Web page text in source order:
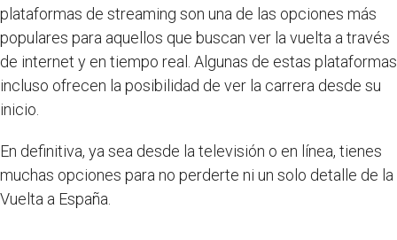
plataformas de streaming son una de las opciones más
populares para aquellos que buscan ver la vuelta a través
de internet y en tiempo real. Algunas de estas plataformas
incluso ofrecen la posibilidad de ver la carrera desde su
inicio.
En definitiva, ya sea desde la televisión o en línea, tienes
muchas opciones para no perderte ni un solo detalle de la
Vuelta a España.